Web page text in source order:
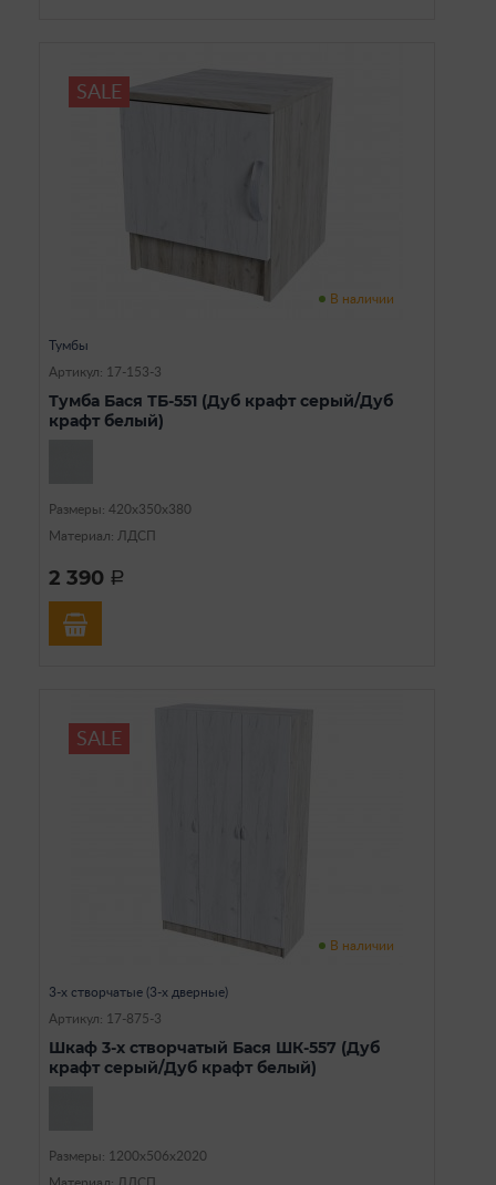
SALE
В наличии
Тумбы
Артикул: 17-153-3
Тумба Бася ТБ-551 (Дуб крафт серый/Дуб
крафт белый)
Размеры: 420х350х380
Материал: ЛДСП
2 390 a
SALE
В наличии
3-х створчатые (3-х дверные)
Артикул: 17-875-3
Шкаф 3-х створчатый Бася ШК-557 (Дуб
крафт серый/Дуб крафт белый)
Размеры: 1200х506х2020
Материал: ЛДСП